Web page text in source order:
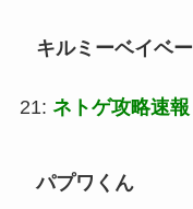
キルミーベイベー
21: ネトゲ攻略速報
パプワくん